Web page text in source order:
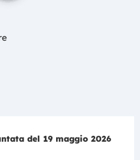
del 19 maggio 2026